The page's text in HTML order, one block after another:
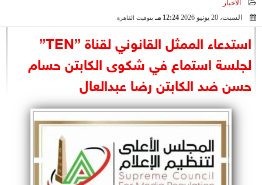
السياسة
الرئاسة
البرلمان
الوزارات
الأحزاب
صنع في مصر
الأخبار
السبت، 20 يونيو 2026
12:24 مـ بتوقيت القاهرة
استدعاء الممثل القانوني لقناة ”TEN”
لجلسة استماع في شكوى الكابتن حسام
حسن ضد الكابتن رضا عبدالعال